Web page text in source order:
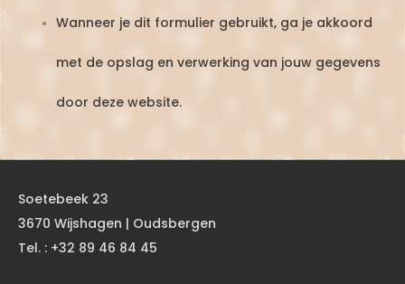
Wanneer je dit formulier gebruikt, ga je akkoord
met de opslag en verwerking van jouw gegevens
door deze website.
Soetebeek 23
3670 Wijshagen | Oudsbergen
Tel. : +32 89 46 84 45